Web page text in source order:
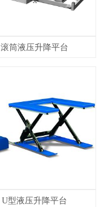
滚筒液压升降平台
U型液压升降平台